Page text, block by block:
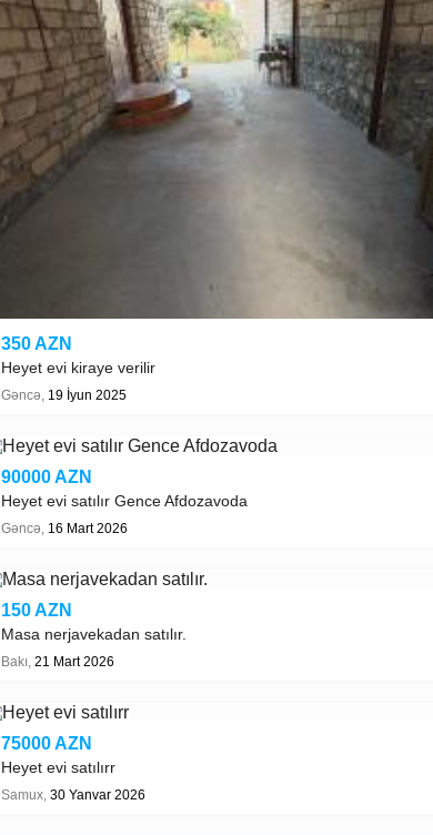
350 AZN
Heyet evi kiraye verilir
Gəncə, 19 İyun 2025
90000 AZN
Heyet evi satılır Gence Afdozavoda
Gəncə, 16 Mart 2026
150 AZN
Masa nerjavekadan satılır.
Bakı, 21 Mart 2026
75000 AZN
Heyet evi satılırr
Samux, 30 Yanvar 2026